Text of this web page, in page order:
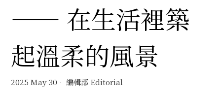
—— 在生活裡築
起溫柔的風景
2025 May 30 編輯部 Editorial